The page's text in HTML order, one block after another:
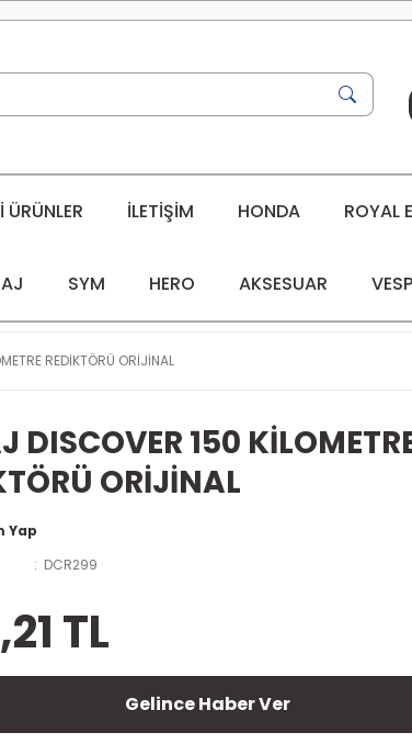
ÜRÜNLER İLETİŞİM HONDA ROYAL
SYM HERO AKSESUAR
REDİKTÖRÜ ORİJİNAL
DISCOVER 150
ORİJİNAL
Yap
DCR299
TL
Gelince Haber Ver